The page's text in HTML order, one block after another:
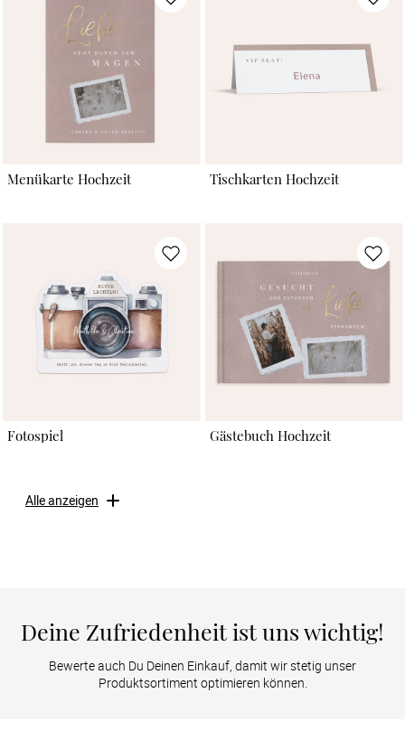
Menükarte Hochzeit Tischkarten Hochzeit
Fotospiel Gästebuch Hochzeit
Alle anzeigen
Deine Zufriedenheit ist uns wichtig!
Bewerte auch Du Deinen Einkauf, damit wir stetig unser
Produktsortiment optimieren können.